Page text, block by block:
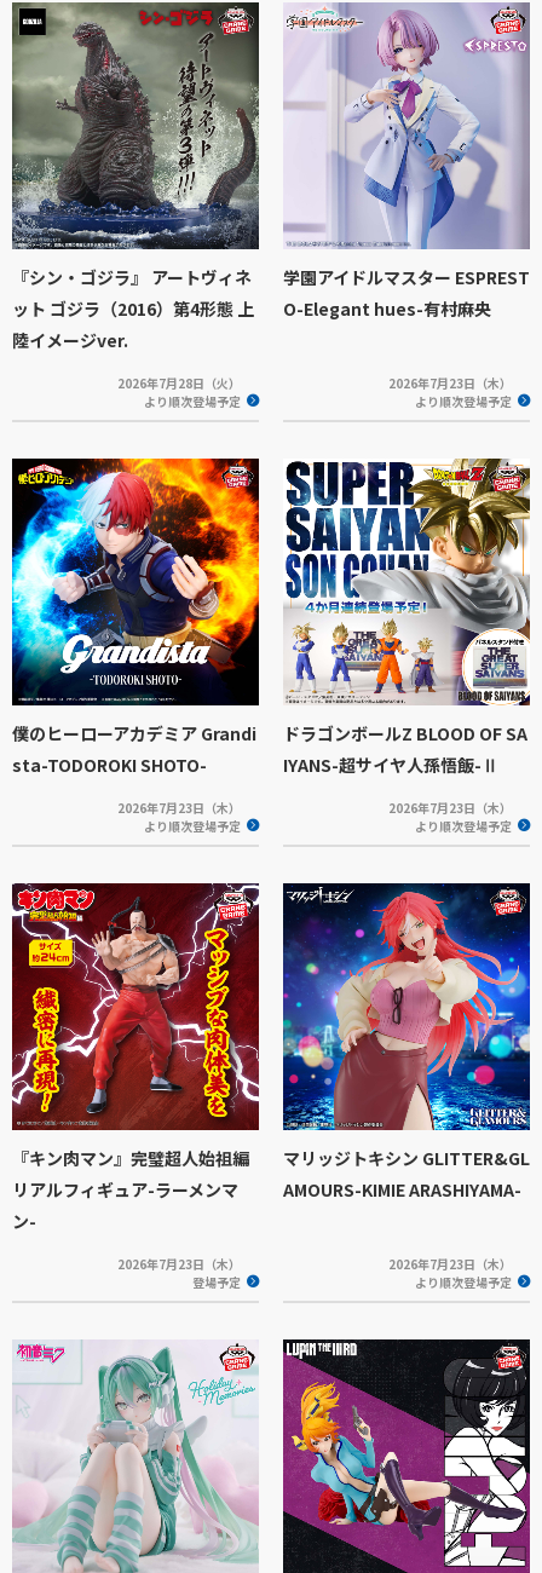
『シン・ゴジラ』 アートヴィネ
ット ゴジラ（2016）第4形態 上
陸イメージver.
2026年7月28日（火）
より順次登場予定
学園アイドルマスター ESPREST
O-Elegant hues-有村麻央
2026年7月23日（木）
より順次登場予定
僕のヒーローアカデミア Grandi
sta-TODOROKI SHOTO-
2026年7月23日（木）
より順次登場予定
ドラゴンボールZ BLOOD OF SA
IYANS-超サイヤ人孫悟飯-Ⅱ
2026年7月23日（木）
より順次登場予定
『キン肉マン』完璧超人始祖編
リアルフィギュア-ラーメンマ
ン-
2026年7月23日（木）
登場予定
マリッジトキシン GLITTER&GL
AMOURS-KIMIE ARASHIYAMA-
2026年7月23日（木）
より順次登場予定